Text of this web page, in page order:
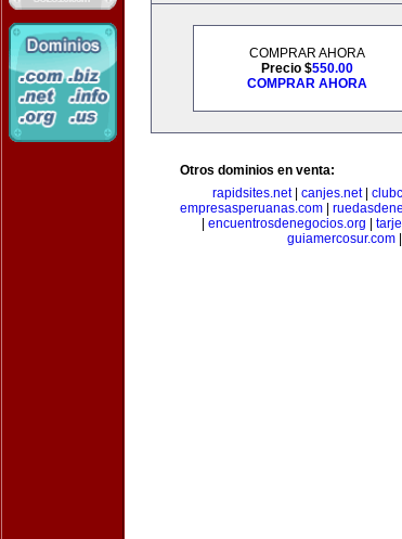
COMPRAR AHORA
Precio $550.00
COMPRAR AHORA
Otros dominios en venta:
rapidsites.net| canjes.net|
empresasperuanas.com
encuentrosdenegocios.org
guiamercosur.com